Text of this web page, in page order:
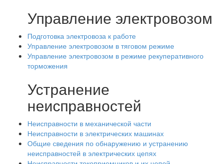
Управление электровозом
Подготовка электровоза к работе
Управление электровозом в тяговом режиме
Управление электровозом в режиме рекуперативного
торможения
Устранение
неисправностей
Неисправности в механической части
Неисправности в электрических машинах
Общие сведения по обнаружению и устранению
неисправностей в электрических цепях